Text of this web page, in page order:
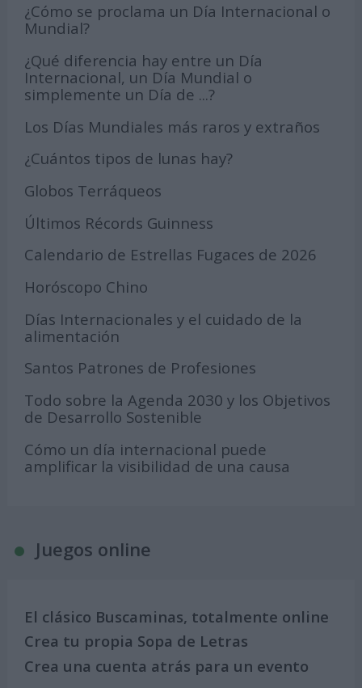
¿Cómo se proclama un Día Internacional o
Mundial?
¿Qué diferencia hay entre un Día
Internacional, un Día Mundial o
simplemente un Día de ...?
Los Días Mundiales más raros y extraños
¿Cuántos tipos de lunas hay?
Globos Terráqueos
Últimos Récords Guinness
Calendario de Estrellas Fugaces de 2026
Horóscopo Chino
Días Internacionales y el cuidado de la
alimentación
Santos Patrones de Profesiones
Todo sobre la Agenda 2030 y los Objetivos
de Desarrollo Sostenible
Cómo un día internacional puede
amplificar la visibilidad de una causa
Juegos online
El clásico Buscaminas, totalmente online
Crea tu propia Sopa de Letras
Crea una cuenta atrás para un evento